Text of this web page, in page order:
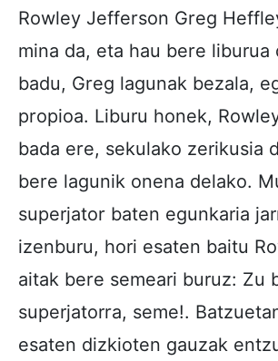
Rowley Jefferson Greg
mina da, eta hau bere liburua
badu, Greg lagunak bezala,
propioa. Liburu honek,
bada ere, sekulako zerikusia
bere lagunik onena delako.
superjator baten egunkaria
izenburu, hori esaten baitu
aitak bere semeari buruz: Zu
superjatorra, seme!.
esaten dizkioten gauzak